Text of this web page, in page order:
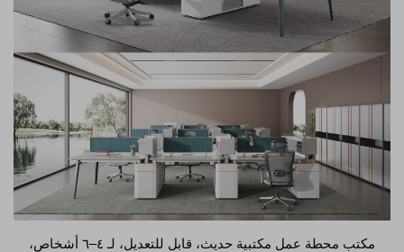
مكتب محطة عمل مكتبية حديث، قابل للتعديل، لـ ٤–٦ أشخاص،